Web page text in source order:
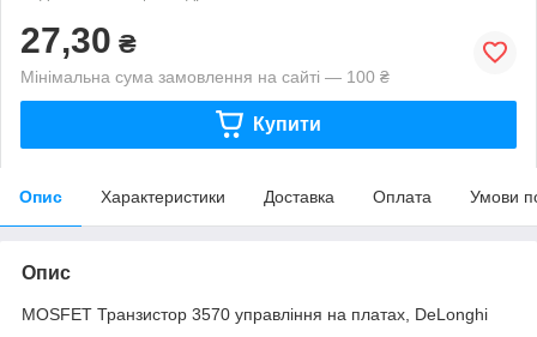
27,30 ₴
Мінімальна сума замовлення на сайті — 100 ₴
Купити
Опис Характеристики Доставка Оплата Умови
Опис
MOSFET Транзистор 3570 управління на платах, DeLonghi